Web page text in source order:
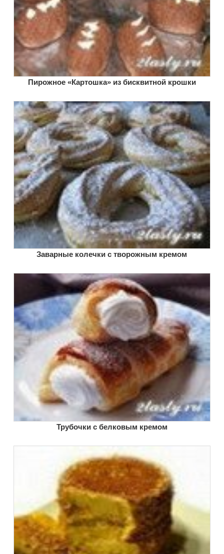
Пирожное «Картошка» из бисквитной крошки
Заварные колечки с творожным кремом
Трубочки с белковым кремом